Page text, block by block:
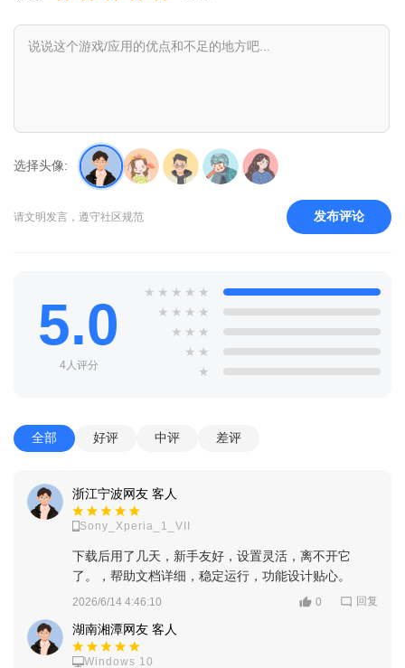
1、在宝贝游戏网下载安装软件，同意服务协议和隐私政策后
选择头像:
请文明发言，遵守社区规范 发布评论
5.0
4人评分
★ ★ ★ ★ ★
★ ★ ★ ★
★ ★ ★
★ ★
★
全部 好评 中评 差评
浙江宁波网友 客人
Sony_Xperia_1_VII
下载后用了几天，新手友好，设置灵活，离不开它
了。，帮助文档详细，稳定运行，功能设计贴心。
2026/6/14 4:46:10 0 回复
湖南湘潭网友 客人
Windows 10